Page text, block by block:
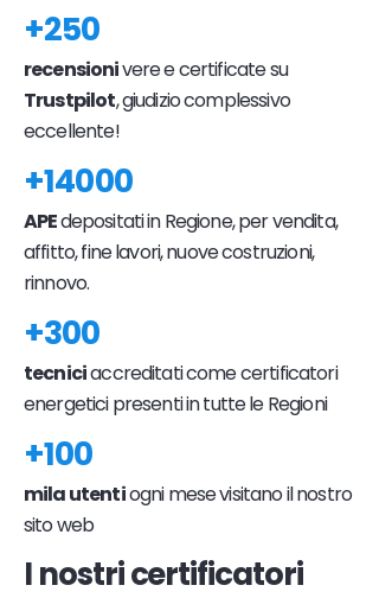
+250
recensionivere e certificate su
Trustpilot, giudizio complessivo
eccellente!
+14000
APEdepositati in Regione, per vendita,
affitto, fine lavori, nuove costruzioni,
rinnovo.
+300
tecniciaccreditati come certificatori
energetici presenti in tutte le Regioni
+100
mila utentiogni mese visitano il nostro
sito web
I nostri certificatori